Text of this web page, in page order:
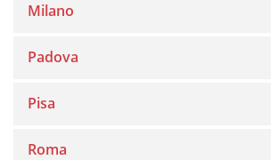
Milano
Padova
Pisa
Roma